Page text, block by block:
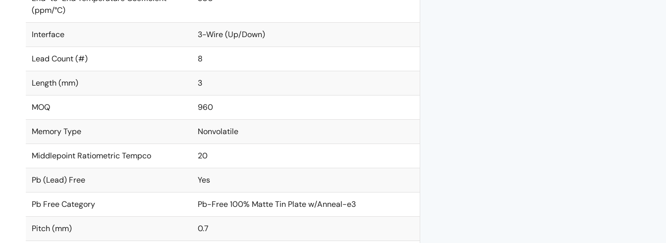
(ppm/°C)
Interface 3-Wire (Up/Down)
Lead Count (#) 8
Length (mm) 3
MOQ 960
Memory Type Nonvolatile
Middlepoint Ratiometric Tempco 20
Pb (Lead) Free Yes
Pb Free Category Pb-Free 100% Matte Tin Plate w/Anneal-e3
Pitch (mm) 0.7